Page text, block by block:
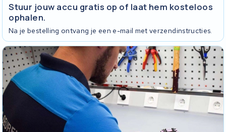
Stuur jouw accu gratis op of laat hem kosteloos
ophalen.
Na je bestelling ontvang je een e-mail met verzendinstructies.